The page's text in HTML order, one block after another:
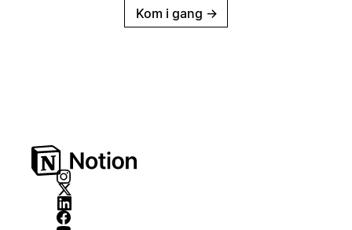
Kom i gang →